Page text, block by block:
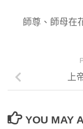
師尊、師母在
上
YOU MAY